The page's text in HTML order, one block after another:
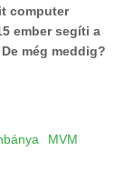
computer
ember segíti a
még meddig?
MVM